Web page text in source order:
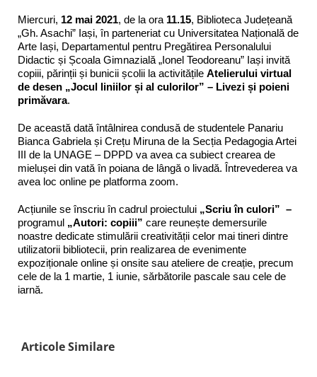
Miercuri, 12 mai 2021, de la ora 11.15, Biblioteca Județeană
„Gh. Asachi” Iași, în parteneriat cu Universitatea Națională de
Arte Iași, Departamentul pentru Pregătirea Personalului
Didactic și Școala Gimnazială „Ionel Teodoreanu” Iași invită
copiii, părinții și bunicii școlii la activitățile Atelierului virtual
de desen „Jocul liniilor și al culorilor” – Livezi și poieni
primăvara.
De această dată întâlnirea condusă de studentele Panariu
Bianca Gabriela și Crețu Miruna de la Secția Pedagogia Artei
III de la UNAGE – DPPD va avea ca subiect crearea de
mielușei din vată în poiana de lângă o livadă. Întrevederea va
avea loc online pe platforma zoom.
Acțiunile se înscriu în cadrul proiectului „Scriu în culori” –
programul „Autori: copiii” care reunește demersurile
noastre dedicate stimulării creativității celor mai tineri dintre
utilizatorii bibliotecii, prin realizarea de evenimente
expoziționale online și onsite sau ateliere de creație, precum
cele de la 1 martie, 1 iunie, sărbătorile pascale sau cele de
iarnă.
Articole Similare